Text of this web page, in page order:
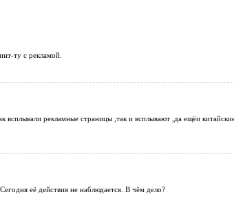
ту с рекламой.
рекламные страницы ,так и всплывают ,да ещёи
её действия не наблюдается. В чём дело?